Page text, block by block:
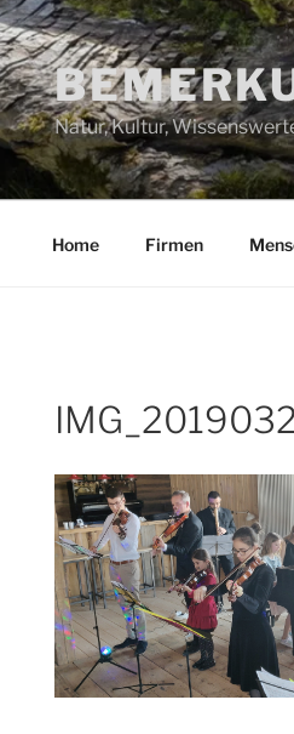
Natur, Kultur,
Home Firmen